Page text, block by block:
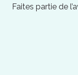
Faites partie de